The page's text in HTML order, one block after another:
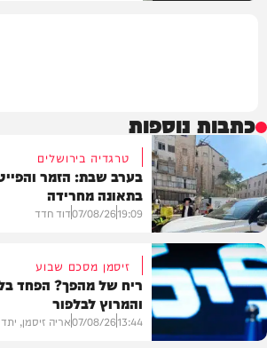
כתבות נוספות
בארץ
טרגדיה בירושלים
בערב שבת: הזמר
בתאונה מחרידה
19:09
07/08/26דוד חדד
זיסמן מסכם שבוע
ריח של מהפך? הפחד
והמרוץ לבלפור
13:44
07/08/26אריה זיסמן,